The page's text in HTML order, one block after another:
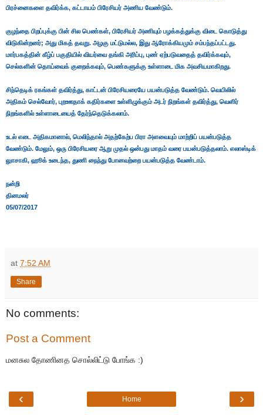
பிரச்னைகளை தவிர்க்க, கட்டாயம் பிரேசியர் அணிய வேண்டும்.
குழந்தை பிறப்புக்கு பின் சில பெண்கள், பிரேசியர் அணியும் பழக்கத்துக்கு விடை கொடுத்து
விடுகின்றனர்; அது மிகத் தவறு. அழகு மட்டுமல்ல, இது ஆரோக்கியமும் சம்பந்தப்பட்டது.
மார்பகத்தின் கீழ்ப் பகுதியில் வியர்வை தங்கி அரிப்பு, புண் ஏற்படுவதைத் தவிர்க்கவும்,
செல்களின் தொய்வைக் குறைக்கவும், பெண்களுக்கு உள்ளாடை மிக அவசியமாகிறது.
சிந்தெடிக் ரகங்கள் தவிர்த்து, காட்டன் பிரேசியரையே பயன்படுத்த வேண்டும். வெயிலில்
அதிகம் செல்வோர், புறஊதாக் கதிர்களை உள்ளிழுக்கும் அடர் நிறங்கள் தவிர்த்து, வெளிர்
நிறங்களில் உள்ளாடையைத் தேர்ந்தெடுக்கலாம்.
உடல் எடை அதிகமானால், மெலிந்தால் அதற்கேற்ப பிரா அளவையும் மாற்றிப் பயன்படுத்த
வேண்டும். மேலும், ஒரு பிரேசியரை ஆறு முதல் ஒன்பது மாதம் வரை பயன்படுத்தலாம். எலாஸ்டிக்
லுாசாகி, ஹூக் உடைந்த, துணி நைந்து போனவற்றை பயன்படுத்த வேண்டாம்.
நன்றி
தினமலர்
05/07/2017
at 7:52 AM
Share
No comments:
Post a Comment
மனசுல தோணினத சொல்லிட்டு போங்க :)
‹ ›
Home